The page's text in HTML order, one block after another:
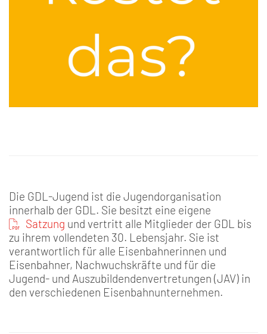
Die GDL-Jugend ist die Jugendorganisation
innerhalb der GDL. Sie besitzt eine eigene
Satzung und vertritt alle Mitglieder der GDL bis
zu ihrem vollendeten 30. Lebensjahr. Sie ist
verantwortlich für alle Eisenbahnerinnen und
Eisenbahner, Nachwuchskräfte und für die
Jugend- und Auszubildendenvertretungen (JAV) in
den verschiedenen Eisenbahnunternehmen.